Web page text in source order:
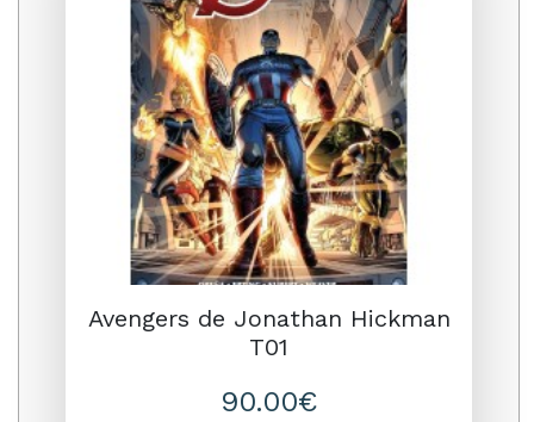
Avengers de Jonathan Hickman
T01
90.00€